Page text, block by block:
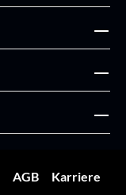
AGB Karriere